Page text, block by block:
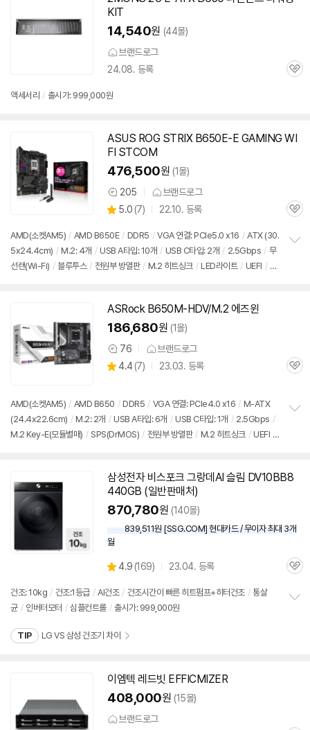
KIT
14,540원 (44몰)
브랜드로그
24.08. 등록
관
액세서리 / 출시가: 999,000원
ASUS ROG STRIX B650E-E GAMING WI
FI STCOM
476,500원 (1몰)
상
품
견
205 브랜드로그
별
점
5.0 (상
리
뷰
7) 22.10. 등록
관
AMD(소켓AM5) / AMD B650E / DDR5 / VGA 연결: PCIe5.0 x16 / ATX (30.
5x24.4cm) / M.2: 4개 / USB A타입: 10개 / USB C타입: 2개 / 2.5Gbps / 무
선랜(Wi-Fi) / 블루투스 / 전원부 방열판 / M.2 히트싱크 / LED라이트 / UEFI / 출
ASRock B650M-HDV/M.2 에즈윈
186,680원 (1몰)
상
품
76 브랜드로그
별
4.4 (상
7) 23.03. 등록
관
AMD(소켓AM5) / AMD B650 / DDR5 / VGA 연결: PCIe4.0 x16 / M-ATX
(24.4x22.6cm) / M.2: 2개 / USB A타입: 6개 / USB C타입: 1개 / 2.5Gbps /
M.2 Key-E(모듈별매) / SPS(DrMOS) / 전원부 방열판 / M.2 히트싱크 / UEFI /
삼성전자 비스포크 그랑데AI 슬림 DV10BB8
440GB (일반판매처)
870,780원 (140몰)
839,511원 [SSG.COM] 현대카드 / 무이자 최대 3개
월
별
점
4.9 (상
리
뷰
169) 23.04. 등록
관
건조: 10kg / 건조:1등급 / AI건조 / 건조시간이 빠른 히트펌프+히터건조 / 통살
균 / 인버터모터 / 심플컨트롤 / 출시가: 999,000원
TIP LG VS 삼성 건조기 차이
이엠텍 레드빗 EFFICMIZER
408,000원 (15몰)
브랜드로그